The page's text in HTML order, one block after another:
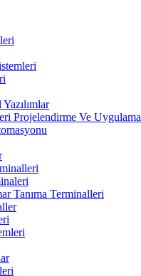
Projelendirme Ve Uygulama
Tanıma Terminalleri